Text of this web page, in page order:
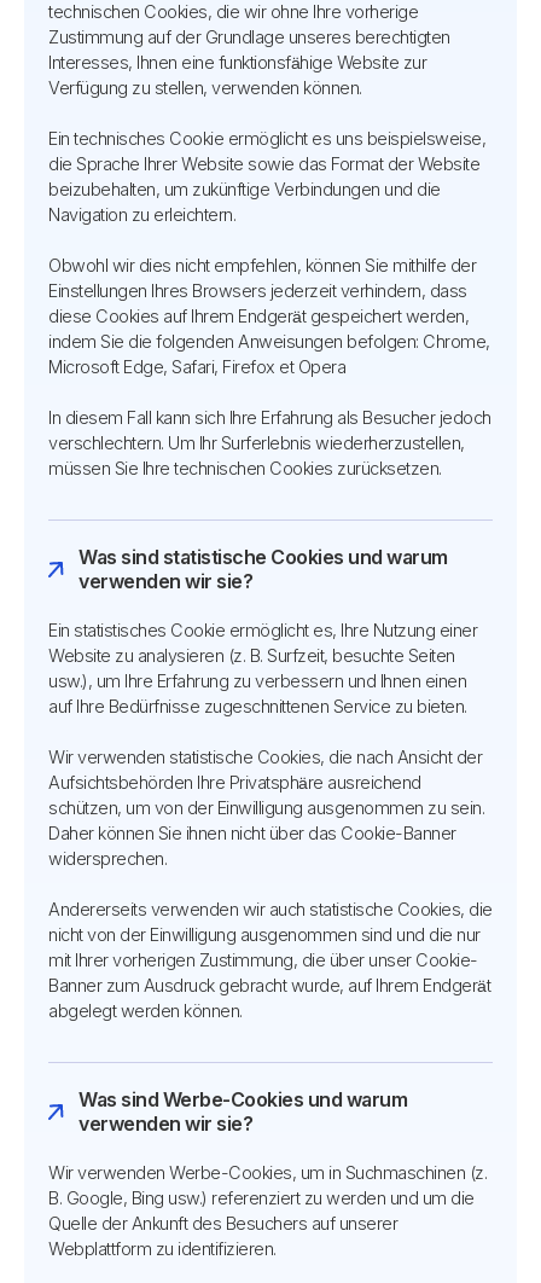
technischen Cookies, die wir ohne Ihre vorherige
Zustimmung auf der Grundlage unseres berechtigten
Interesses, Ihnen eine funktionsfähige Website zur
Verfügung zu stellen, verwenden können.
Ein technisches Cookie ermöglicht es uns beispielsweise,
die Sprache Ihrer Website sowie das Format der Website
beizubehalten, um zukünftige Verbindungen und die
Navigation zu erleichtern.
Obwohl wir dies nicht empfehlen, können Sie mithilfe der
Einstellungen Ihres Browsers jederzeit verhindern, dass
diese Cookies auf Ihrem Endgerät gespeichert werden,
indem Sie die folgenden Anweisungen befolgen: Chrome,
Microsoft Edge, Safari, Firefox et Opera
In diesem Fall kann sich Ihre Erfahrung als Besucher jedoch
verschlechtern. Um Ihr Surferlebnis wiederherzustellen,
müssen Sie Ihre technischen Cookies zurücksetzen.
Was sind statistische Cookies und warum
verwenden wir sie?
Ein statistisches Cookie ermöglicht es, Ihre Nutzung einer
Website zu analysieren (z. B. Surfzeit, besuchte Seiten
usw.), um Ihre Erfahrung zu verbessern und Ihnen einen
auf Ihre Bedürfnisse zugeschnittenen Service zu bieten.
Wir verwenden statistische Cookies, die nach Ansicht der
Aufsichtsbehörden Ihre Privatsphäre ausreichend
schützen, um von der Einwilligung ausgenommen zu sein.
Daher können Sie ihnen nicht über das Cookie-Banner
widersprechen.
Andererseits verwenden wir auch statistische Cookies, die
nicht von der Einwilligung ausgenommen sind und die nur
mit Ihrer vorherigen Zustimmung, die über unser Cookie-
Banner zum Ausdruck gebracht wurde, auf Ihrem Endgerät
abgelegt werden können.
Was sind Werbe-Cookies und warum
verwenden wir sie?
Wir verwenden Werbe-Cookies, um in Suchmaschinen (z.
B. Google, Bing usw.) referenziert zu werden und um die
Quelle der Ankunft des Besuchers auf unserer
Webplattform zu identifizieren.